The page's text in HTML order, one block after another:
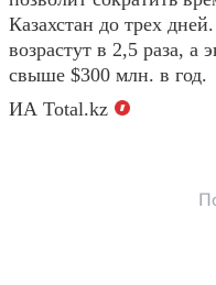
Казахстан до трех
возрастут в 2,5 раза, а
свыше $300 млн. в год.
ИА Total.kz